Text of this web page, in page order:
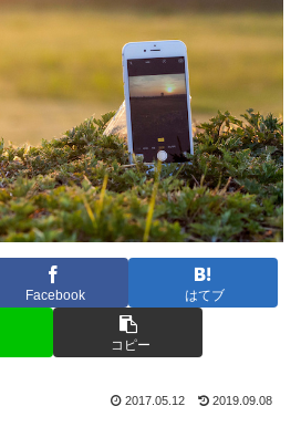
Facebook はてブ
コピー
2017.05.12 2019.09.08